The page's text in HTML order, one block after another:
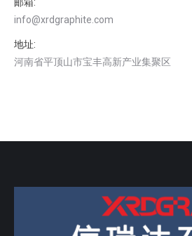
info@xrdgraphite.com
地址:
河南省平顶山市宝丰高新产业集聚区